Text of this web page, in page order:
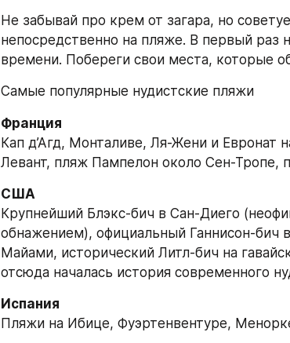
Не забывай про крем от загара, но
непосредственно на пляже. В первый раз
времени. Побереги свои места, которые
Самые популярные нудистские пляжи
Франция
Кап д’Агд, Монталиве, Ля-Жени и
Левант, пляж Пампелон около Сен-Тропе,
США
Крупнейший Блэкс-бич в Сан-Диего
обнажением), официальный Ганнисон-
Майами, исторический Литл-бич на
отсюда началась история современного
Испания
Пляжи на Ибице, Фуэртенвентуре,